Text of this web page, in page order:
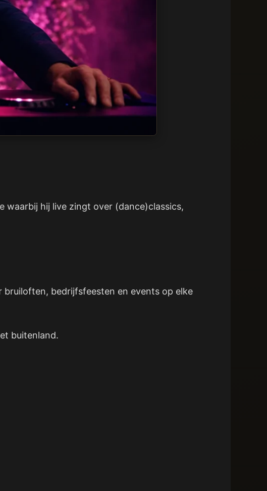
waarbij hij live zingt over (dance)classics,
bedrijfsfeesten en events op elke
buitenland.